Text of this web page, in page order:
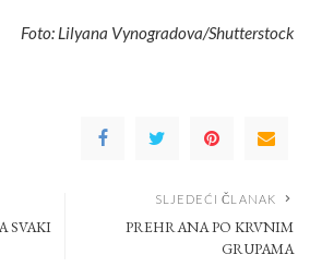
Foto: Lilyana Vynogradova/Shutterstock
SVAKI
SLJEDEĆI ČLANAK
PREHRANA PO KRVNIM
GRUPAMA